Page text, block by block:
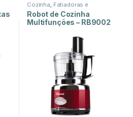
Cozinha Fatiadoras e
Picadoras Peq. Domésticos
Robot de Cozinha
Multifunções – RB9002